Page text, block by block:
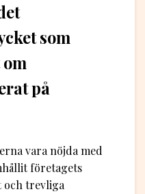
som
på
vara nöjda med
företagets
och trevliga